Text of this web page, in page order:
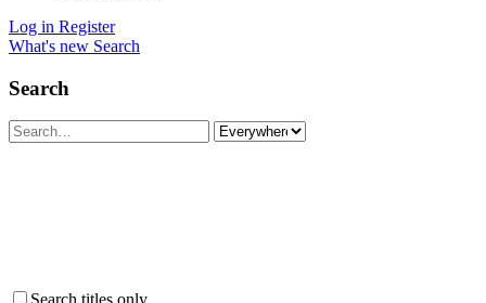
Log in Register
What's new Search
Search